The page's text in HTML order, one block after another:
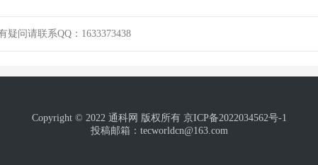
问请联系QQ：1633373438
Copyright © 2022 通科网 版权所有 京ICP备2022034562号-1
投稿邮箱：tecworldcn@163.com